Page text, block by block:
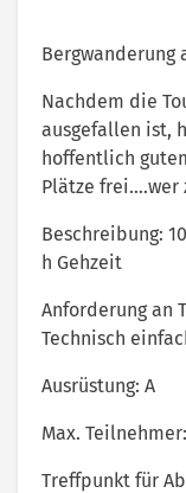
Bergwanderung
Nachdem die
ausgefallen ist,
hoffentlich
Plätze frei….wer
Beschreibung:
h Gehzeit
Anforderung an
Technisch
Ausrüstung: A
Max.
Treffpunkt für